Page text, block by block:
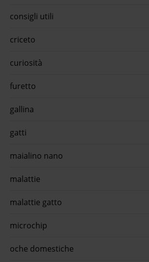
consigli utili
criceto
curiosità
furetto
gallina
gatti
maialino nano
malattie
malattie gatto
microchip
oche domestiche